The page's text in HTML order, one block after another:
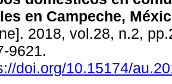
en Campeche,
2018, vol.28, n.2,
9621.
doi.org/10.15174/